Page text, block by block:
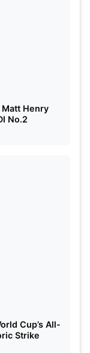
Matt Henry
No.2
Cup’s All-
Strike